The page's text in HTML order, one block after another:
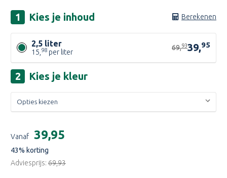
Kies je inhoud Berekenen
2,5 liter
15, 98per liter
69,9339,95
Kies je kleur
voorraad:
Vanaf €39,95
43% korting
Adviesprijs: €69,93